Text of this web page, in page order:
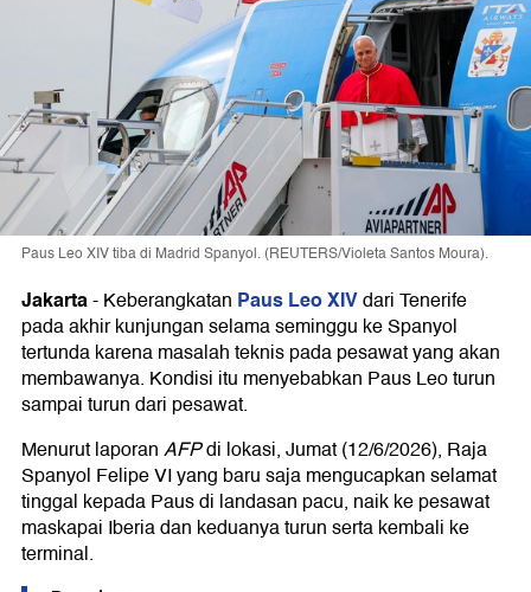
Paus Leo XIV tiba di Madrid Spanyol. (REUTERS/Violeta Santos Moura).
Jakarta-Keberangkatan Paus Leo XIVdari Tenerife
pada akhir kunjungan selama seminggu ke Spanyol
tertunda karena masalah teknis pada pesawat yang akan
membawanya. Kondisi itu menyebabkan Paus Leo turun
sampai turun dari pesawat.
Menurut laporanAFPdi lokasi, Jumat (12/6/2026), Raja
Spanyol Felipe VI yang baru saja mengucapkan selamat
tinggal kepada Paus di landasan pacu, naik ke pesawat
maskapai Iberia dan keduanya turun serta kembali ke
terminal.